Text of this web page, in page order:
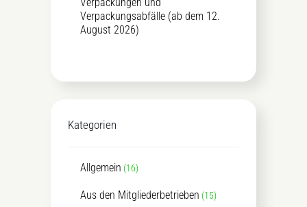
Verpackungsabfälle (ab dem 12.
August 2026)
Kategorien
Allgemein (16)
Aus den Mitgliederbetrieben (15)